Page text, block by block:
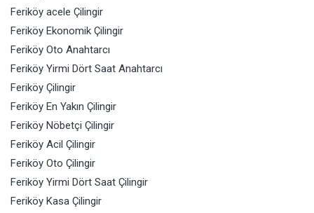
Feriköy acele Çilingir
Feriköy Ekonomik Çilingir
Feriköy Oto Anahtarcı
Feriköy Yirmi Dört Saat Anahtarcı
Feriköy Çilingir
Feriköy En Yakın Çilingir
Feriköy Nöbetçi Çilingir
Feriköy Acil Çilingir
Feriköy Oto Çilingir
Feriköy Yirmi Dört Saat Çilingir
Feriköy Kasa Çilingir